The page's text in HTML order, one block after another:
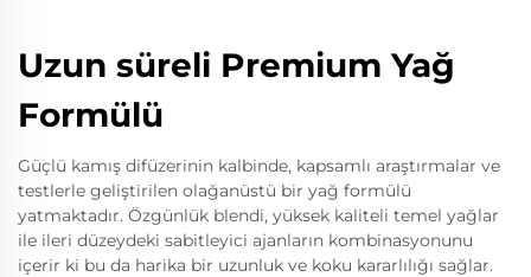
Uzun süreli Premium Yağ
Formülü
Güçlü kamış difüzerinin kalbinde, kapsamlı araştırmalar ve
testlerle geliştirilen olağanüstü bir yağ formülü
yatmaktadır. Özgünlük blendi, yüksek kaliteli temel yağlar
ile ileri düzeydeki sabitleyici ajanların kombinasyonunu
içerir ki bu da harika bir uzunluk ve koku kararlılığı sağlar.